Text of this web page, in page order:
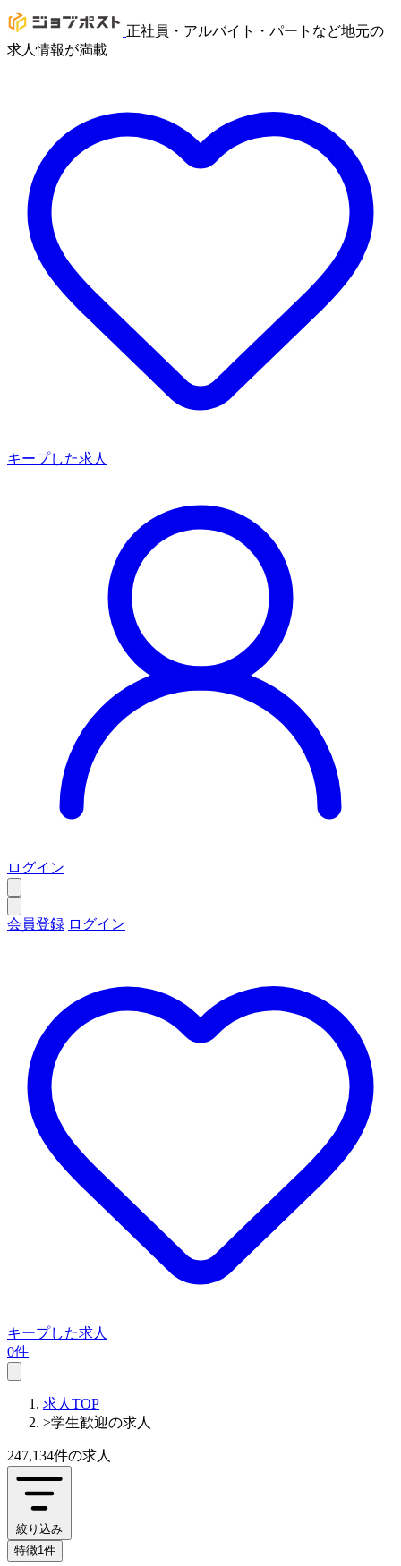
正社員・アルバイト・パートなど地元の
求人情報が満載
キープした求人
ログイン
会員登録 ログイン
キープした求人
0件
求人TOP
>学生歓迎の求人
247,134件の求人
絞り込み
特徴1件